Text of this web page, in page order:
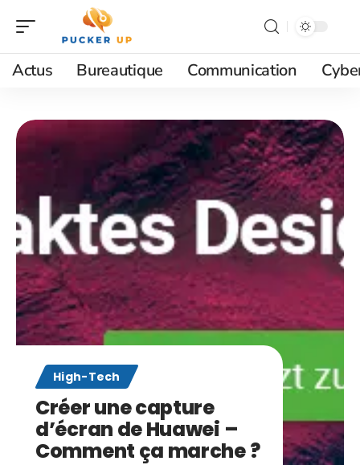
Actus Bureautique Communication
High-Tech
Créer une capture
d’écran de Huawei –
Comment ça marche ?